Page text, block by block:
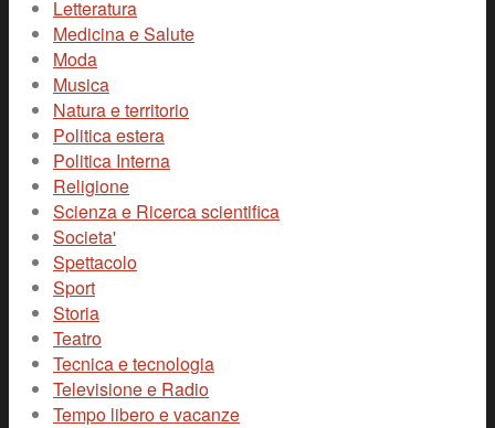
Letteratura
Medicina e Salute
Moda
Musica
Natura e territorio
Politica estera
Politica Interna
Religione
Scienza e Ricerca scientifica
Societa'
Spettacolo
Sport
Storia
Teatro
Tecnica e tecnologia
Televisione e Radio
Tempo libero e vacanze